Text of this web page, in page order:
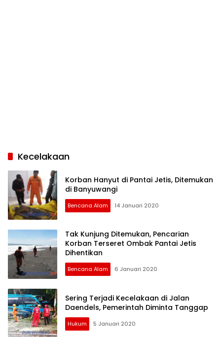
Kecelakaan
Korban Hanyut di Pantai Jetis, Ditemukan
di Banyuwangi
Bencana Alam 14 Januari 2020
Tak Kunjung Ditemukan, Pencarian
Korban Terseret Ombak Pantai Jetis
Dihentikan
Bencana Alam 6 Januari 2020
Sering Terjadi Kecelakaan di Jalan
Daendels, Pemerintah Diminta Tanggap
Hukum 5 Januari 2020